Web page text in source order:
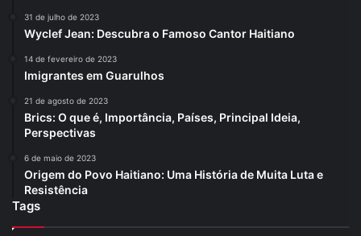
31 de julho de 2023
Wyclef Jean: Descubra o Famoso Cantor Haitiano
14 de fevereiro de 2023
Imigrantes em Guarulhos
21 de agosto de 2023
Brics: O que é, Importância, Países, Principal Ideia,
Perspectivas
6 de maio de 2023
Origem do Povo Haitiano: Uma História de Muita Luta e
Resistência
Tags